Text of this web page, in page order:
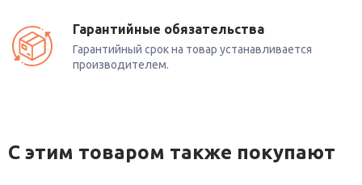
Гарантийные обязательства
Гарантийный срок на товар устанавливается
производителем.
С этим товаром также покупают